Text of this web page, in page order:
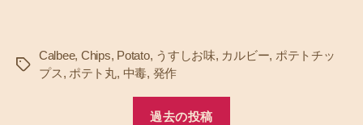
タ
Calbee, Chips, Potato, うすしお味, カルビー, ポテトチッ
プス, ポテト丸, 中毒, 発作
過去の投稿